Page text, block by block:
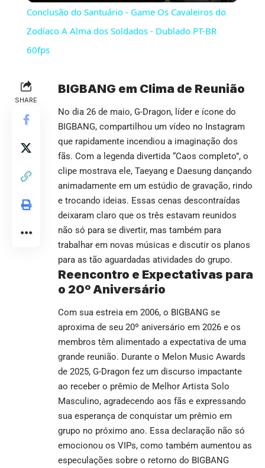
Conclusão do Santuário - Game Os Cavaleiros do
Zodíaco A Alma dos Soldados - Dublado PT-BR
60fps
SHARE
BIGBANG em Clima de Reunião
No dia 26 de maio, G-Dragon, líder e ícone do
BIGBANG, compartilhou um vídeo no Instagram
que rapidamente incendiou a imaginação dos
fãs. Com a legenda divertida “Caos completo”, o
clipe mostrava ele, Taeyang e Daesung dançando
animadamente em um estúdio de gravação, rindo
e trocando ideias. Essas cenas descontraídas
deixaram claro que os três estavam reunidos
não só para se divertir, mas também para
trabalhar em novas músicas e discutir os planos
para as tão aguardadas atividades do grupo.
Reencontro e Expectativas para
o 20º Aniversário
Com sua estreia em 2006, o BIGBANG se
aproxima de seu 20º aniversário em 2026 e os
membros têm alimentado a expectativa de uma
grande reunião. Durante o Melon Music Awards
de 2025, G-Dragon fez um discurso impactante
ao receber o prêmio de Melhor Artista Solo
Masculino, agradecendo aos fãs e expressando
sua esperança de conquistar um prêmio em
grupo no próximo ano. Essa declaração não só
emocionou os VIPs, como também aumentou as
especulações sobre o retorno do BIGBANG